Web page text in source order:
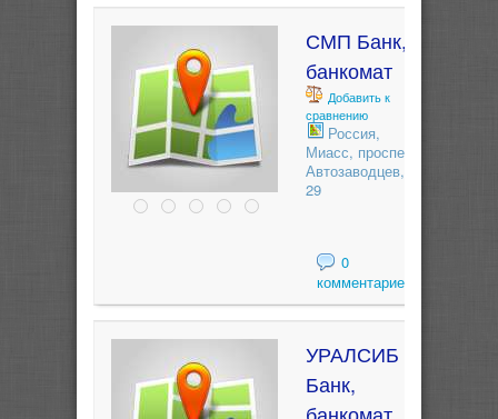
СМП Банк,
банкомат
Добавить к
сравнению
Россия,
Миасс, проспект
Автозаводцев,
29
0
комментариев
УРАЛСИБ
Банк,
банкомат